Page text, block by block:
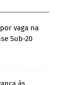
vaga na
Sub-20